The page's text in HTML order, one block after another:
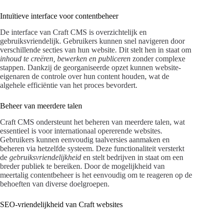
Intuïtieve interface voor contentbeheer
De interface van Craft CMS is overzichtelijk en
gebruiksvriendelijk. Gebruikers kunnen snel navigeren door
verschillende secties van hun website. Dit stelt hen in staat om
inhoud te creëren, bewerken en publiceren zonder complexe
stappen. Dankzij de georganiseerde opzet kunnen website-
eigenaren de controle over hun content houden, wat de
algehele efficiëntie van het proces bevordert.
Beheer van meerdere talen
Craft CMS ondersteunt het beheren van meerdere talen, wat
essentieel is voor internationaal opererende websites.
Gebruikers kunnen eenvoudig taalversies aanmaken en
beheren via hetzelfde systeem. Deze functionaliteit versterkt
de gebruiksvriendelijkheid en stelt bedrijven in staat om een
breder publiek te bereiken. Door de mogelijkheid van
meertalig contentbeheer is het eenvoudig om te reageren op de
behoeften van diverse doelgroepen.
SEO-vriendelijkheid van Craft websites